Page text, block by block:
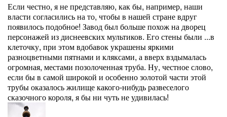
Если честно, я не представляю, как бы, например, наши
власти согласились на то, чтобы в нашей стране вдруг
появилось подобное! Завод был больше похож на дворец
персонажей из диснеевских мультиков. Его стены были ...в
клеточку, при этом вдобавок украшены яркими
разноцветными пятнами и кляксами, а вверх вздымалась
огромная, местами позолоченная труба. Ну, честное слово,
если бы в самой широкой и особенно золотой части этой
трубы оказалось жилище какого-нибудь развеселого
сказочного короля, я бы ни чуть не удивилась!